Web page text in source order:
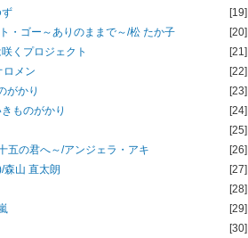
・ゴー～ありのままで～/松 たか子
くプロジェクト
ロメン
がかり
ものがかり
五の君へ～/アンジェラ・アキ
森山 直太朗
[19]
[20]
[21]
[22]
[23]
[24]
[25]
[26]
[27]
[28]
[29]
[30]